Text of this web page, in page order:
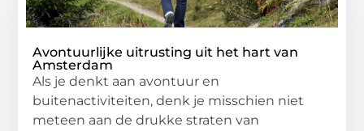
Avontuurlijke uitrusting uit het hart van
Amsterdam
Als je denkt aan avontuur en
buitenactiviteiten, denk je misschien niet
meteen aan de drukke straten van